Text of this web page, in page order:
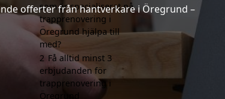
offerter från hantverkare i Öregrund –
som är specialiserat på
trapprenovering i
Öregrund hjälpa till
med?
2 Få alltid minst 3
erbjudanden för
trapprenovering i
Öregrund